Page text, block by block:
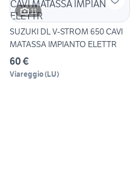
11
SUZUKI DL V-STROM 650 CAVI
MATASSA IMPIANTO ELETTR
60 €
Viareggio(LU)